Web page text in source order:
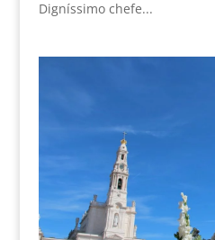
Digníssimo chefe...